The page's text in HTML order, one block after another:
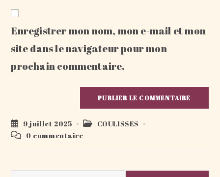
comment
votre
site
Enregistrer mon nom, mon e-mail et mon
site dans le navigateur pour mon
prochain commentaire.
Publication
publiée :
9 juillet 2025
PostCOULISSES
Commentaires
0 commentaire